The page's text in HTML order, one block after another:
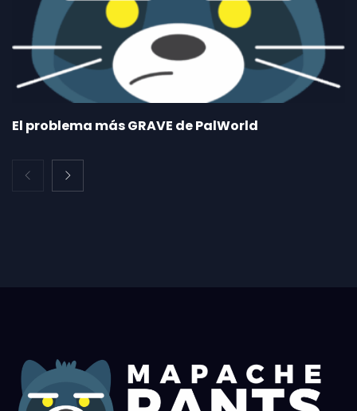
El problema más GRAVE de PalWorld